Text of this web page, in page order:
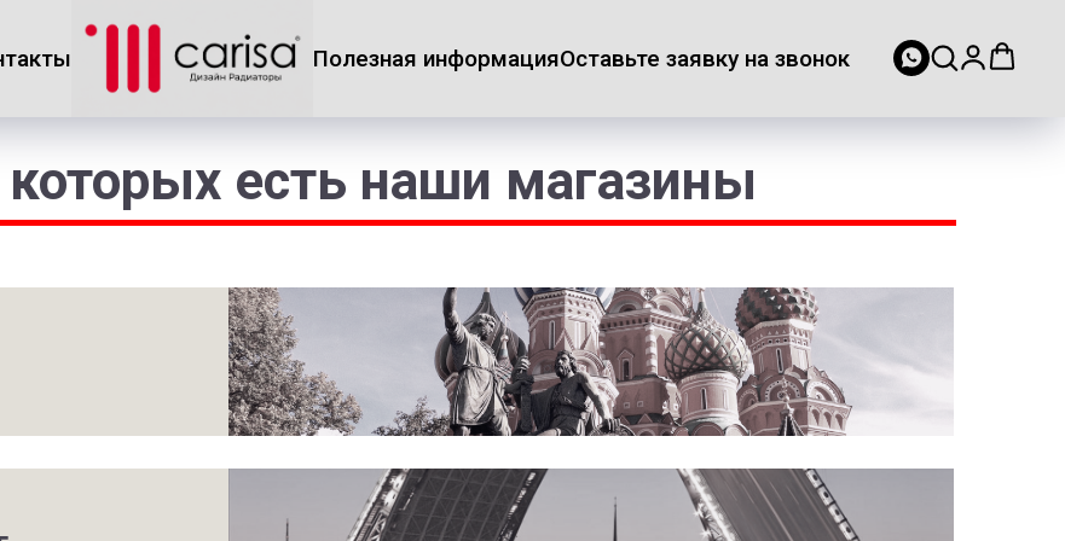
Полезная информацияОставьте заявку на звонок
которых есть наши магазины